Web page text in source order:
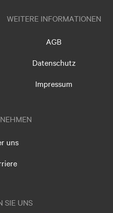
WEITERE INFORMATIONEN
AGB
Datenschutz
Impressum
uns
SIE UNS